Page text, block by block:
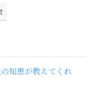
知恵が教えてくれ